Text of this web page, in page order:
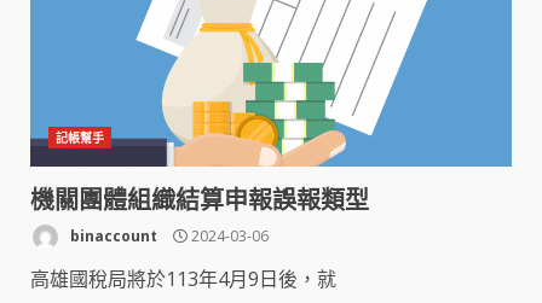
記帳幫手
機關團體組織結算申報誤報類型
binaccount 2024-03-06
高雄國稅局將於113年4月9日後，就